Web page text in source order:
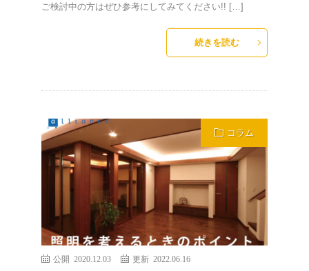
ご検討中の方はぜひ参考にしてみてください!! […]
続きを読む
コラム
公開 2020.12.03 更新 2022.06.16